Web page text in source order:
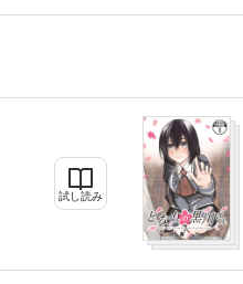
試し読み